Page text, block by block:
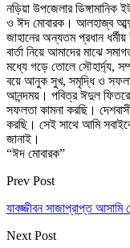
নড়িয়া উপজেলার
ও ঈদ মোবারক। আলহাজ্ব
জাহানের অন্যতম প্রধান
বার্তা নিয়ে আমাদের মাঝে
মধ্যে গড়ে তোলে সৌহার্দ্য,
বয়ে আনুক সুখ, সমৃদ্ধি ও
আনন্দময়। পবিত্র ঈদুল ফিতরের
সফলতা কামনা করছি।
করছি। সেই সাথে আমি
জানাই।
“ঈদ মোবারক”
Prev Post
যাবজ্জীবন সাজাপ্রাপ্ত আসামি
Next Post